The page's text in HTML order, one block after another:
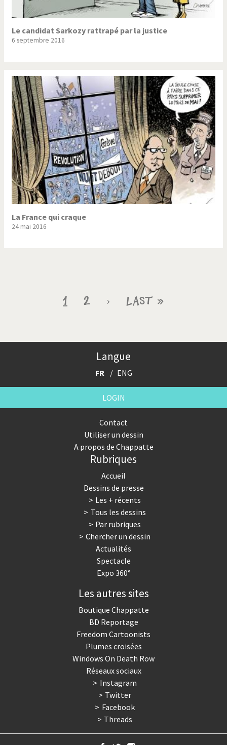
Le candidat Sarkozy rattrapé par la justice
6 septembre 2016
La France qui craque
24 mai 2016
Page
1 Page
2
Page
›
Dernière
Last »
Langue
FR ENG
LOGIN
Contact
Utiliser un dessin
A propos de Chappatte
Rubriques
Accueil
Dessins de presse
Les + récents
Tous les dessins
Par rubriques
Chercher un dessin
Actualités
Spectacle
Expo 360°
Les autres sites
Boutique Chappatte
BD Reportage
Freedom Cartoonists
Plumes croisées
Windows On Death Row
Réseaux sociaux
Instagram
Twitter
Facebook
Threads